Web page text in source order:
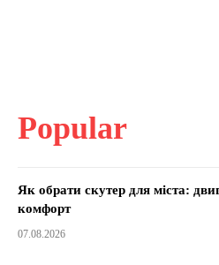
Popular
Як обрати скутер для міста:
комфорт
07.08.2026